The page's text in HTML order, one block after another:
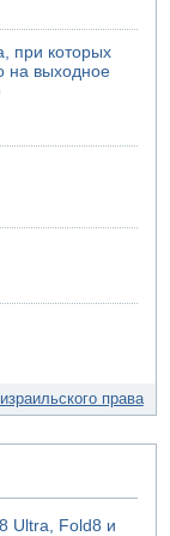
атаки по
ранены
по
детей
в
при которых
на выходное
права
Ultra, Fold8 и